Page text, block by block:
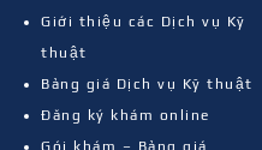
Giới thiệu các Dịch vụ Kỹ
thuật
Bảng giá Dịch vụ Kỹ thuật
Đăng ký khám online
Gói khám – Bảng giá